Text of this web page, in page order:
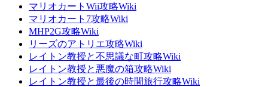
マリオカートWii攻略Wiki
マリオカート7攻略Wiki
MHP2G攻略Wiki
リーズのアトリエ攻略Wiki
レイトン教授と不思議な町攻略Wiki
レイトン教授と悪魔の箱攻略Wiki
レイトン教授と最後の時間旅行攻略Wiki